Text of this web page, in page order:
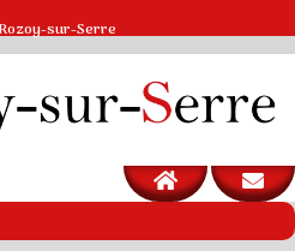
Rozoy-sur-Serre